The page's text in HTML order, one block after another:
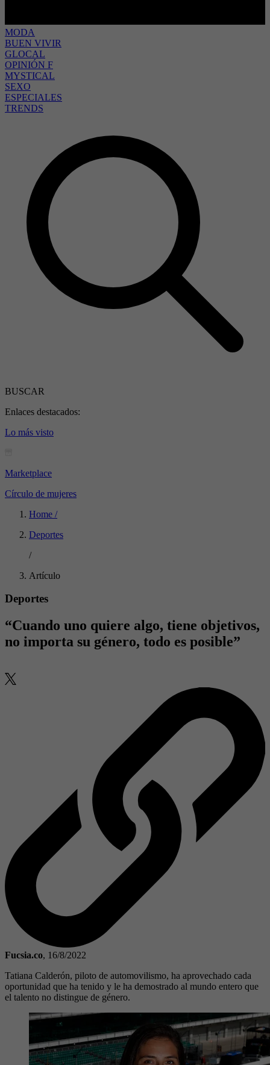
MODA
BUEN VIVIR
GLOCAL
OPINIÓN F
MYSTICAL
SEXO
ESPECIALES
TRENDS
BUSCAR
Enlaces destacados:
Lo más visto
Marketplace
Círculo de mujeres
Home /
Deportes
/
Artículo
Deportes
“Cuando uno quiere algo, tiene objetivos,
no importa su género, todo es posible”
Fucsia.co, 16/8/2022
Tatiana Calderón, piloto de automovilismo, ha aprovechado cada
oportunidad que ha tenido y le ha demostrado al mundo entero que
el talento no distingue de género.